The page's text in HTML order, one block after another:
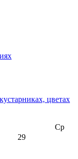
цветах
Ср
29